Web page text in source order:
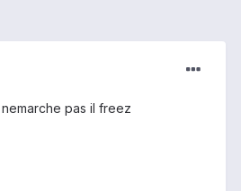
nemarche pas il freez